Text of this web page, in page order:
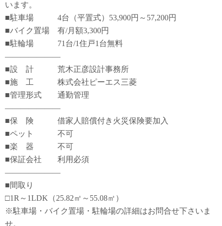
います。
■駐車場 4台（平置式）53,900円～57,200円
■バイク置場 有/月額3,300円
■駐輪場 71台/1住戸1台無料
―――――――
■設 計 荒木正彦設計事務所
■施 工 株式会社ピーエス三菱
■管理形式 通勤管理
―――――――
■保 険 借家人賠償付き火災保険要加入
■ペット 不可
■楽 器 不可
■保証会社 利用必須
―――――――
■間取り
□1R～1LDK（25.82㎡～55.08㎡）
※駐車場・バイク置場・駐輪場の詳細はお問合せ下さいま
せ。